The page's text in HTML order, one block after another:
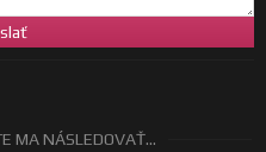
MA NÁSLEDOVAŤ...